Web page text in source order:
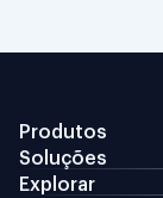
Produtos
Soluções
Explorar